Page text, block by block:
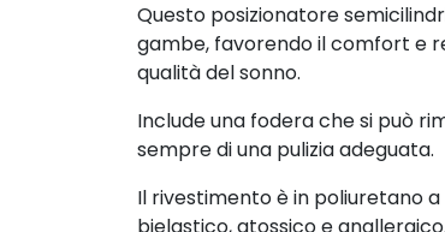
Questo posizionatore
gambe, favorendo il comfort e
qualità del sonno.
Include una fodera che si può
sempre di una pulizia adeguata.
Il rivestimento è in poliuretano